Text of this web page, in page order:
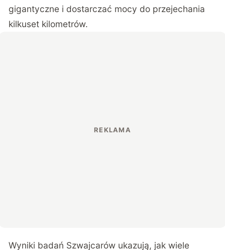
gigantyczne i dostarczać mocy do przejechania
kilkuset kilometrów.
Wyniki badań Szwajcarów ukazują, jak wiele